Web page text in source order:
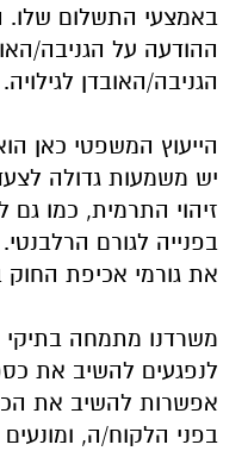
באמצעי התשלום שלו.
ההודעה על הגניבה/
הגניבה/האובדן לגילויה.
הייעוץ המשפטי כאן
יש משמעות גדולה
זיהוי התרמית, כמו גם
בפנייה לגורם
את גורמי אכיפת החוק
משרדנו מתמחה בתיקי
לנפגעים להשיב את
אפשרות להשיב את
בפני הלקוח/ה,